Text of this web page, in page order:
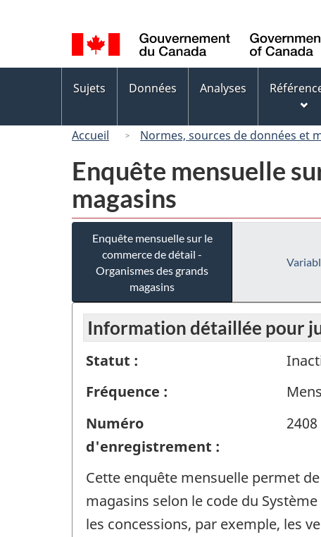
de
la
langue
des
Sujets Données Analyses
Accueil Normes, sources de données et
Enquête mensuelle
magasins
Enquête mensuelle sur le
commerce de détail -
Organismes des grands
magasins
Information détaillée pour
Statut :
Fréquence :
Numéro
d'enregistrement :
2408
Cette enquête mensuelle permet
magasins selon le code du
les concessions, par exemple, les